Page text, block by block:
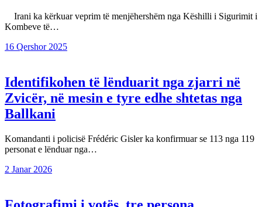
Irani ka kërkuar veprim të menjëhershëm nga Këshilli i Sigurimit i
Kombeve të…
16 Qershor 2025
Identifikohen të lënduarit nga zjarri në
Zvicër, në mesin e tyre edhe shtetas nga
Ballkani
Komandanti i policisë Frédéric Gisler ka konfirmuar se 113 nga 119
personat e lënduar nga…
2 Janar 2026